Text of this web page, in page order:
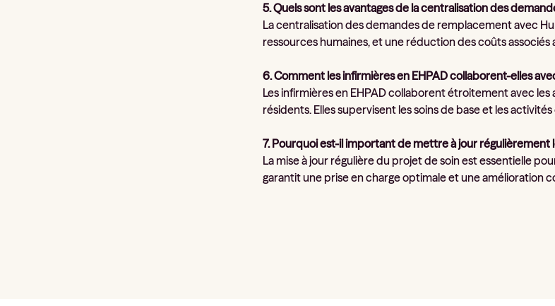
5. Quels sont les avantages de la centralisation des
La centralisation des demandes de remplacement avec
ressources humaines, et une réduction des coûts
6. Comment les infirmières en EHPAD collaborent-elles
Les infirmières en EHPAD collaborent étroitement avec
résidents. Elles supervisent les soins de base et les
7. Pourquoi est-il important de mettre à jour régulièrement
La mise à jour régulière du projet de soin est essentielle
garantit une prise en charge optimale et une amélioration